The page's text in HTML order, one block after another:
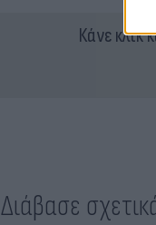
Κάνε κλικ
Διάβασε